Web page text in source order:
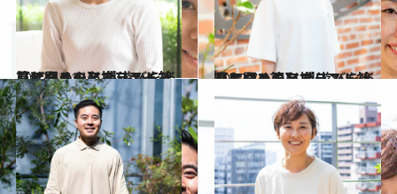
2022.5.31
【アウトドアブランド社員に聞く！】 外遊びを楽しむための必携リスト 〈ザ・ノース・フェイス篇〉
ライフスタイル 2022.7.27
【アウトドアブランド社員に聞く！】 外遊びを楽しむための必携リスト 〈キーン篇〉
ライフスタイル